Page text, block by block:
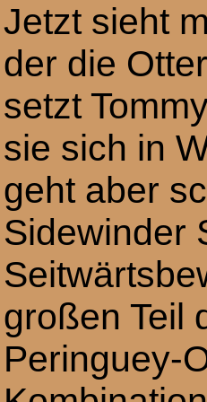
Jetzt sieht
der die
setzt
sie sich in
geht aber
Sidewinder
großen Teil
Peringuey-